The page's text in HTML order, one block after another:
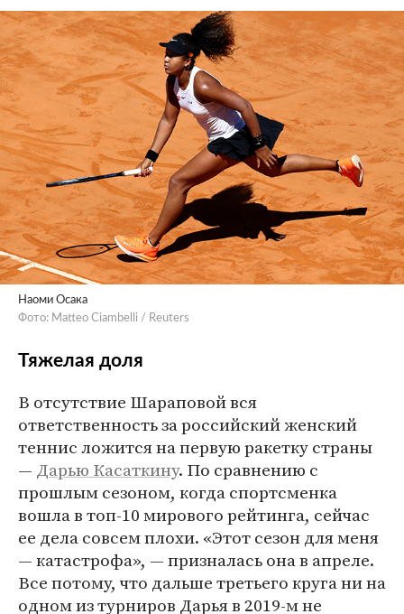
Наоми Осака
Фото: Matteo Ciambelli / Reuters
Тяжелая доля
В отсутствие Шараповой вся
ответственность за российский женский
теннис ложится на первую ракетку страны
— Дарью Касаткину. По сравнению с
прошлым сезоном, когда спортсменка
вошла в топ-10 мирового рейтинга, сейчас
ее дела совсем плохи. «Этот сезон для меня
— катастрофа», — призналась она в апреле.
Все потому, что дальше третьего круга ни на
одном из турниров Дарья в 2019-м не